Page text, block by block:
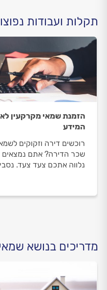
תקלות ועבודות
הזמנת שמאי מקרקעין
המידע
רוכשים דירה וזקוקים
שכר הדירה? אתם נמצאים
נלווה אתכם צעד צעד.
מדריכים בנושא